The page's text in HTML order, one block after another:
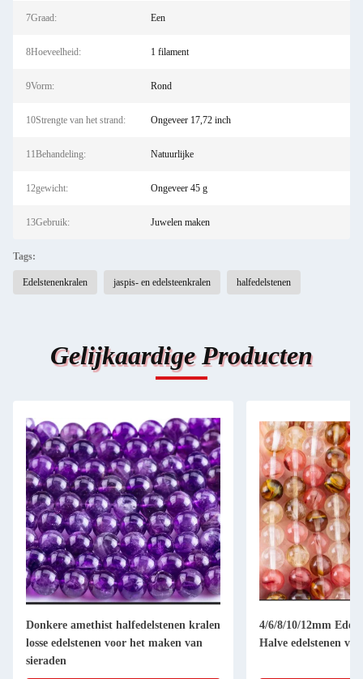
7Graad: Een
8Hoeveelheid: 1 filament
9Vorm: Rond
10Strengte van het strand: Ongeveer 17,72 inch
11Behandeling: Natuurlijke
12gewicht: Ongeveer 45 g
13Gebruik: Juwelen maken
Tags:
Edelstenenkralen jaspis- en edelsteenkralen halfedelstenen
Gelijkaardige Producten
Donkere amethist halfedelstenen kralen
losse edelstenen voor het maken van
sieraden
4/6/8/10/12mm
Halve edelstenen